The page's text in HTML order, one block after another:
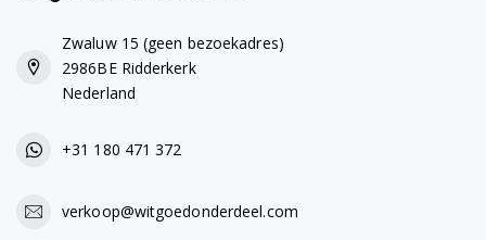
858000838010
858000838011
858001138010
Zwaluw 15 (geen bezoekadres)
2986BE Ridderkerk
Nederland
+31 180 471 372
verkoop@witgoedonderdeel.com